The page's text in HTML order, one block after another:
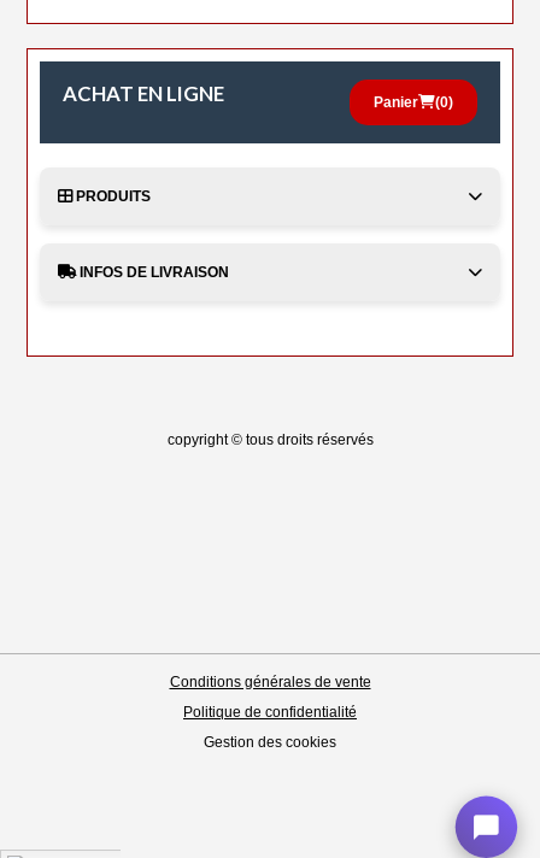
chat_bubble
ACHAT EN LIGNE Panier (0)
PRODUITS
INFOS DE LIVRAISON
copyright © tous droits réservés
Conditions générales de vente
Politique de confidentialité
Gestion des cookies